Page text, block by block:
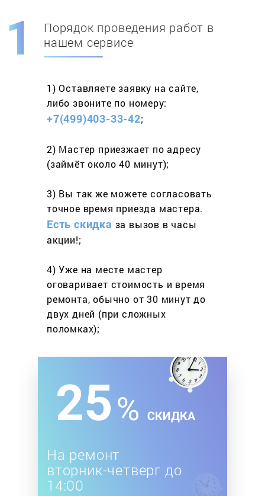
Скидка при первомзаказе на адрес
составит 15%
Работаем более 10 лет
весь спектр услуг
Порядок проведения работ в
нашем сервисе
1) Оставляете заявку на сайте,
либо звоните по номеру:
+7(499)403-33-42;
2) Мастер приезжает по адресу
(займёт около 40 минут);
3) Вы так же можете согласовать
точное время приезда мастера.
Есть скидка за вызов в часы
акции!;
4) Уже на месте мастер
оговаривает стоимость и время
ремонта, обычно от 30 минут до
двух дней (при сложных
поломках);
На ремонт
вторник-четверг до
14:00